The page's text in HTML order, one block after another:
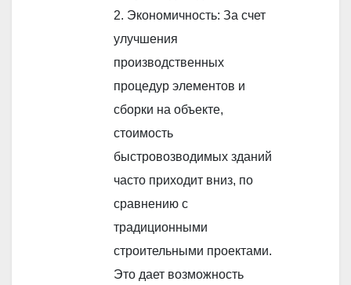
2. Экономичность: За счет
улучшения
производственных
процедур элементов и
сборки на объекте,
стоимость
быстровозводимых зданий
часто приходит вниз, по
сравнению с
традиционными
строительными проектами.
Это дает возможность